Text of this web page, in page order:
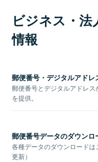
ビジネス・
情報
郵便番号・デジタルアドレ
郵便番号とデジタルアドレ
を提供。
郵便番号データのダウンロ
各種データのダウンロード
更新）